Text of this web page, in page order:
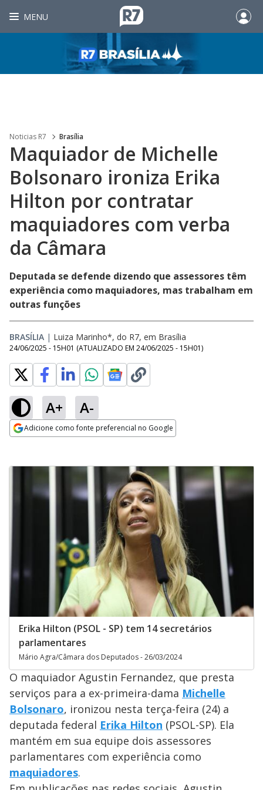
MENU
Noticias R7 Brasília
Maquiador de Michelle
Bolsonaro ironiza Erika
Hilton por contratar
maquiadores com verba
da Câmara
Deputada se defende dizendo que assessores têm
experiência como maquiadores, mas trabalham em
outras funções
BRASÍLIA | Luiza Marinho*, do R7, em Brasília
24/06/2025 - 15H01 (ATUALIZADO EM 24/06/2025 - 15H01)
A+ A-
Adicione como fonte preferencial no Google
Erika Hilton (PSOL - SP) tem 14 secretários
parlamentares
Mário Agra/Câmara dos Deputados - 26/03/2024
O maquiador Agustin Fernandez, que presta
serviços para a ex-primeira-dama Michelle
Bolsonaro, ironizou nesta terça-feira (24) a
deputada federal Erika Hilton (PSOL-SP). Ela
mantém em sua equipe dois assessores
parlamentares com experiência como
maquiadores.